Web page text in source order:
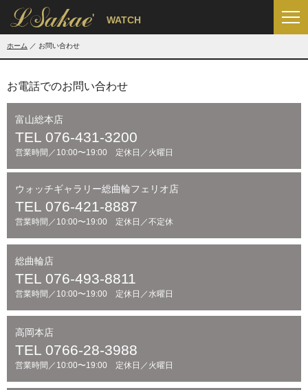
' WATCH
ホーム お問い合わせ
お電話でのお問い合わせ
富山総本店
TEL 076-431-3200
営業時間／10:00〜19:00 定休日／火曜日
ウォッチギャラリー総曲輪フェリオ店
TEL 076-421-8887
営業時間／10:00〜19:00 定休日／不定休
総曲輪店
TEL 076-493-8811
営業時間／10:00〜19:00 定休日／水曜日
高岡本店
TEL 0766-28-3988
営業時間／10:00〜19:00 定休日／火曜日